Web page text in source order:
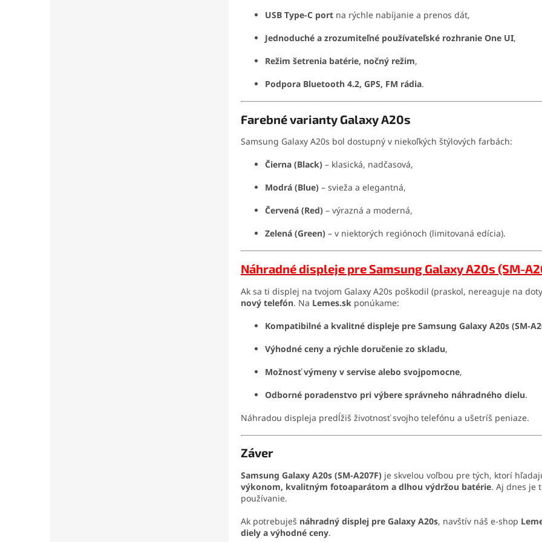
USB Type-C port na rýchle nabíjanie a prenos dát,
Jednoduché a zrozumiteľné používateľské rozhranie One UI,
Režim šetrenia batérie, nočný režim,
Podpora Bluetooth 4.2, GPS, FM rádia.
Farebné varianty Galaxy A20s
Samsung Galaxy A20s bol dostupný v niekoľkých štýlových farbách:
Čierna (Black) – klasická, nadčasová,
Modrá (Blue) – svieža a elegantná,
Červená (Red) – výrazná a moderná,
Zelená (Green) – v niektorých regiónoch (limitovaná edícia).
Náhradné displeje pre Samsung Galaxy A20s (SM-
Ak sa ti displej na tvojom Galaxy A20s poškodil (praskol, nereaguje na
nový telefón. Na Lemes.sk ponúkame:
Kompatibilné a kvalitné displeje pre Samsung Galaxy A20s (SM-
Výhodné ceny a rýchle doručenie zo skladu,
Možnosť výmeny v servise alebo svojpomocne,
Odborné poradenstvo pri výbere správneho náhradného dielu.
Náhradou displeja predĺžiš životnosť svojho telefónu a ušetríš peniaze.
Záver
Samsung Galaxy A20s (SM-A207F) je skvelou voľbou pre tých, ktorí
výkonom, kvalitným fotoaparátom a dlhou výdržou batérie. Aj dnes je
používanie.
Ak potrebuješ náhradný displej pre Galaxy A20s, navštív náš e-shop
diely a výhodné ceny.